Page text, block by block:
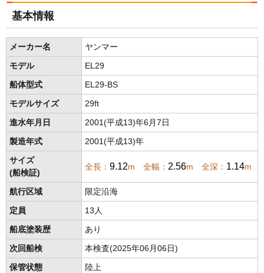
基本情報
メーカー名 ヤンマー
モデル EL29
船体型式 EL29-BS
モデルサイズ 29ft
進水年月日 2001(平成13)年6月7日
製造年式 2001(平成13)年
サイズ
(船検証)
全長： 9.12m 全幅： 2.56m 全深： 1.14m
航行区域 限定沿海
定員 13人
船底塗装歴 あり
次回船検 本検査(2025年06月06日)
保管状態 陸上